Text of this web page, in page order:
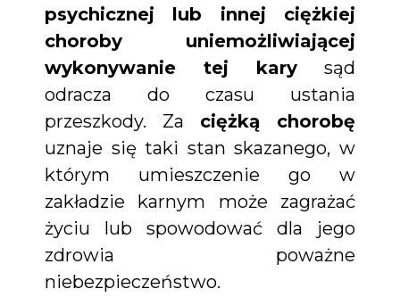
psychicznej lub innej ciężkiej
choroby uniemożliwiającej
wykonywanie tej kary sąd
odracza do czasu ustania
przeszkody. Za ciężką chorobę
uznaje się taki stan skazanego, w
którym umieszczenie go w
zakładzie karnym może zagrażać
życiu lub spowodować dla jego
zdrowia poważne
niebezpieczeństwo.